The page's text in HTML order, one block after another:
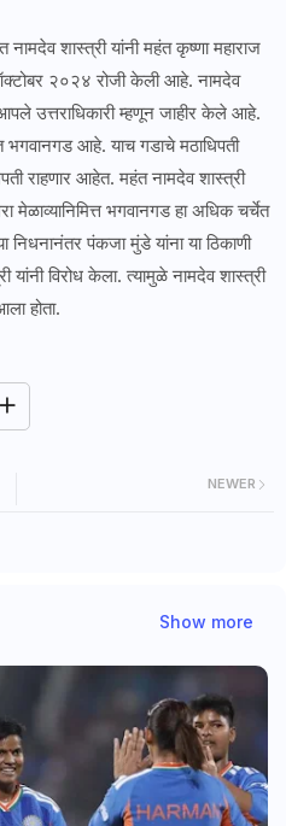
शास्त्री यांनी महंत कृष्णा महाराज
२०२४ रोजी केली आहे. नामदेव
उत्तराधिकारी म्हणून जाहीर केले आहे.
भगवानगड आहे. याच गडाचे मठाधिपती
राहणार आहेत. महंत नामदेव शास्त्री
मेळाव्यानिमित्त भगवानगड हा अधिक चर्चेत
निधनानंतर पंकजा मुंडे यांना या ठिकाणी
यांनी विरोध केला. त्यामुळे नामदेव शास्त्री
होता.
NEWER
Show more